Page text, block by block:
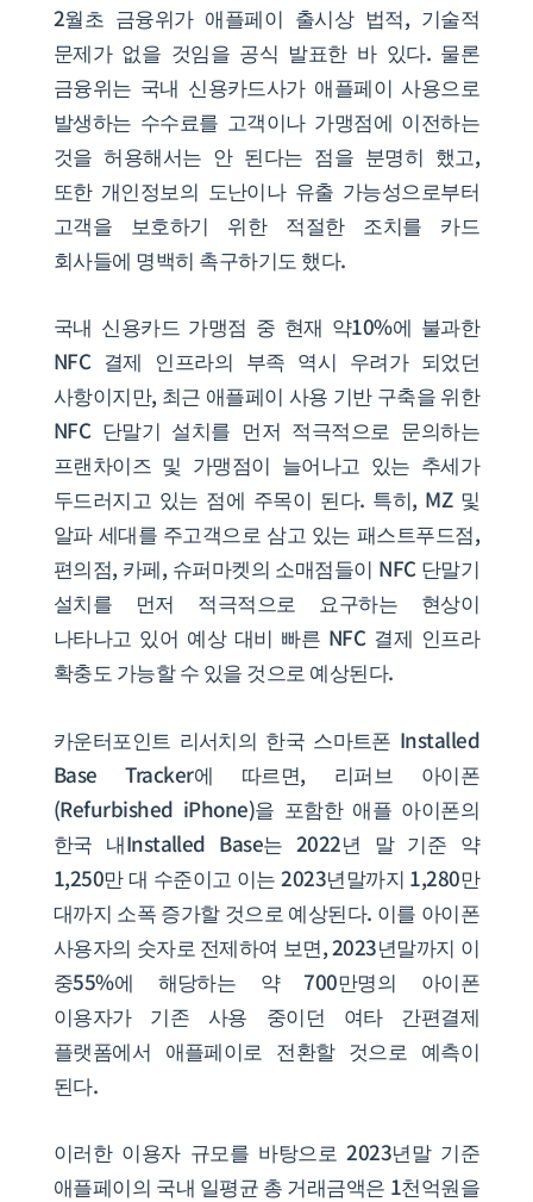
2월초 금융위가 애플페이 출시상 법적, 기술적
문제가 없을 것임을 공식 발표한 바 있다. 물론
금융위는 국내 신용카드사가 애플페이 사용으로
발생하는 수수료를 고객이나 가맹점에 이전하는
것을 허용해서는 안 된다는 점을 분명히 했고,
또한 개인정보의 도난이나 유출 가능성으로부터
고객을 보호하기 위한 적절한 조치를 카드
회사들에 명백히 촉구하기도 했다.
국내 신용카드 가맹점 중 현재 약10%에 불과한
NFC 결제 인프라의 부족 역시 우려가 되었던
사항이지만, 최근 애플페이 사용 기반 구축을 위한
NFC 단말기 설치를 먼저 적극적으로 문의하는
프랜차이즈 및 가맹점이 늘어나고 있는 추세가
두드러지고 있는 점에 주목이 된다. 특히, MZ 및
알파 세대를 주고객으로 삼고 있는 패스트푸드점,
편의점, 카페, 슈퍼마켓의 소매점들이 NFC 단말기
설치를 먼저 적극적으로 요구하는 현상이
나타나고 있어 예상 대비 빠른 NFC 결제 인프라
확충도 가능할 수 있을 것으로 예상된다.
카운터포인트 리서치의 한국 스마트폰 Installed
Base Tracker에 따르면, 리퍼브 아이폰
(Refurbished iPhone)을 포함한 애플 아이폰의
한국 내Installed Base는 2022년 말 기준 약
1,250만 대 수준이고 이는 2023년말까지 1,280만
대까지 소폭 증가할 것으로 예상된다. 이를 아이폰
사용자의 숫자로 전제하여 보면, 2023년말까지 이
중55%에 해당하는 약 700만명의 아이폰
이용자가 기존 사용 중이던 여타 간편결제
플랫폼에서 애플페이로 전환할 것으로 예측이
된다.
이러한 이용자 규모를 바탕으로 2023년말 기준
애플페이의 국내 일평균 총 거래금액은 1천억원을